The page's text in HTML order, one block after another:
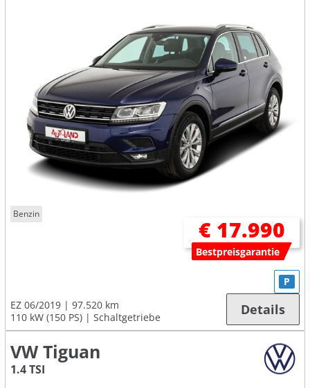
Benzin
€ 17.990
Bestpreisgarantie
EZ 06/2019
97.520 km
110 kW (150 PS)
Schaltgetriebe
P
Details
VW Tiguan
1.4 TSI